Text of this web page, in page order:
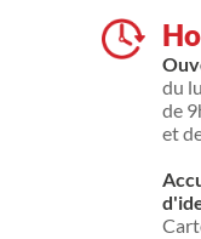
du
de
et